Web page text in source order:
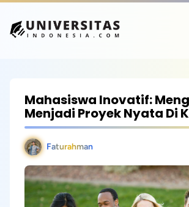
Mahasiswa Inovatif:
Menjadi Proyek Nyata Di
Faturahman